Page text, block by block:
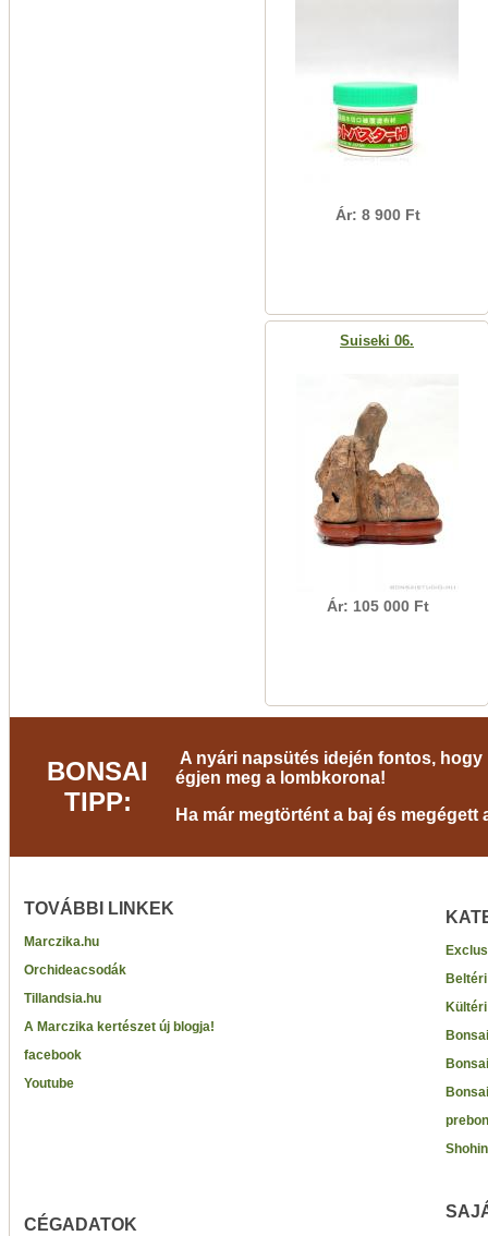
Ár: 8 900 Ft
Suiseki 06.
Ár: 105 000 Ft
BONSAI
TIPP:
A nyári napsütés idején fontos,
égjen meg a lombkorona!
Ha már megtörtént a baj és
TOVÁBBI LINKEK
Marczika.hu
Orchideacsodák
Tillandsia.hu
A Marczika kertészet új blogja!
facebook
Youtube
CÉGADATOK